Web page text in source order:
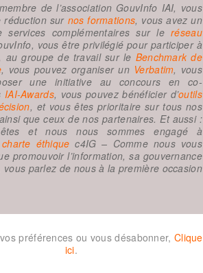
de l’association GouvInfo IAI, vous
réduction sur nos formations, vous avez un
services complémentaires sur leréseau
vous être privilégié pour participer à
au groupe de travail sur le Benchmark de
, vous pouvez organiser un Verbatim, vous
une initiative au concours en co-
IAI-Awards, vous pouvez bénéficier d’outils
, et vous êtes prioritaire sur tous nos
que ceux de nos partenaires. Et aussi :
et nous nous sommes engagé à
charte éthique c4IG – Comme nous vous
promouvoir l’information, sa gouvernance
vous parlez de nous à la première occasion
préférences ou vous désabonner,
ici.